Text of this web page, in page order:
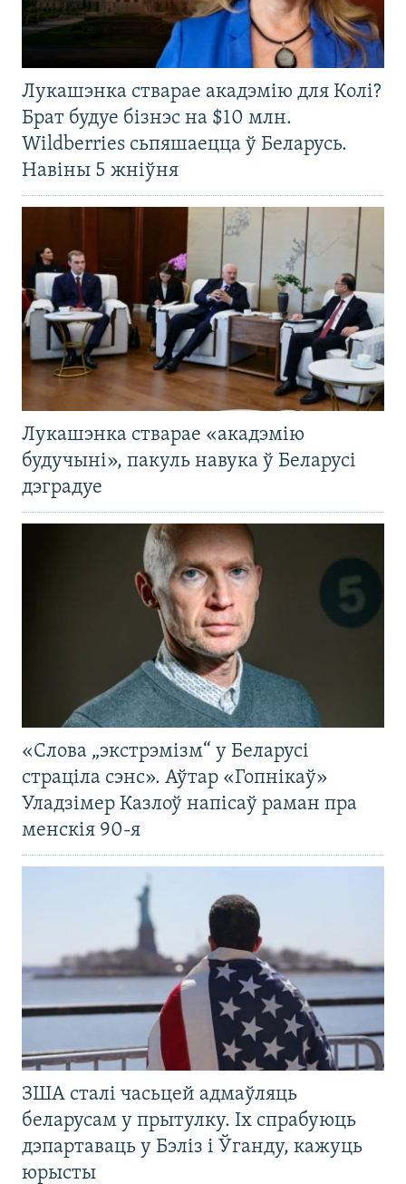
Лукашэнка стварае акадэмію для Колі?
Брат будуе бізнэс на $10 млн.
Wildberries сьпяшаецца ў Беларусь.
Навіны 5 жніўня
Лукашэнка стварае «акадэмію
будучыні», пакуль навука ў Беларусі
дэградуе
«Слова „экстрэмізм“ у Беларусі
страціла сэнс». Аўтар «Гопнікаў»
Уладзімер Казлоў напісаў раман пра
менскія 90-я
ЗША сталі часьцей адмаўляць
беларусам у прытулку. Іх спрабуюць
дэпартаваць у Бэліз і Ўганду, кажуць
юрысты